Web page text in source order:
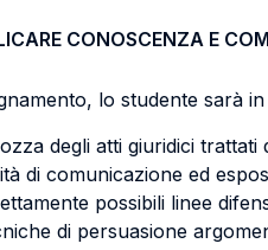
CONOSCENZA E
lo studente sarà in
degli atti giuridici trattati
di comunicazione ed
possibili linee
di persuasione